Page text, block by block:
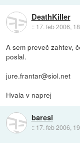
DeathKiller
:: 17. feb 2006,
A sem preveč zahtev,
poslal.
jure.frantar@siol.net
Hvala v naprej
baresi
:: 17. feb 2006,